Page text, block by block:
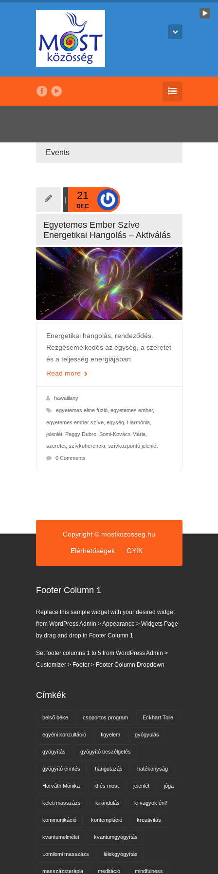
Events
21
DEC
Egyetemes Ember Szíve
Energetikai Hangolás – Aktiválás
Energetikai hangolás, rendeződés.
Rezgésemelkedés az egység, a szeretet
és a teljesség energiájában.
Read more
hawaiilany
egyetemes elme fúzió, egyetemes ember,
egyetemes ember szíve, egység, Harmónia,
jelenlét, Peggy Dubro, Somi-Kovács Mária,
szeretet, szívkoherencia, szívközpontú jelenlét
0 Comments
Copyright © mostkozosseg.hu
Elérhetőségek GYIK
Footer Column 1
Replace this sample widget with your desired widget
from WordPress Admin > Appearance > Widgets Page
by drag and drop in Footer Column 1
Set footer columns 1 to 5 from WordPress Admin >
Customizer > Footer > Footer Column Dropdown
Címkék
belső béke csoportos program Eckhart Tolle
egyéni konzultáció figyelem gyógyulás
gyógyítás gyógyító beszélgetés
gyógyító érintés hangutazás hatékonyság
Horváth Mónika itt és most jelenlét jóga
keleti masszázs kirándulás ki vagyok én?
kommunikáció kontempláció kreativitás
kvantumelmélet kvantumgyógyítás
Lomilomi masszázs lélekgyógyítás
masszázsterápia meditáció mindfulness